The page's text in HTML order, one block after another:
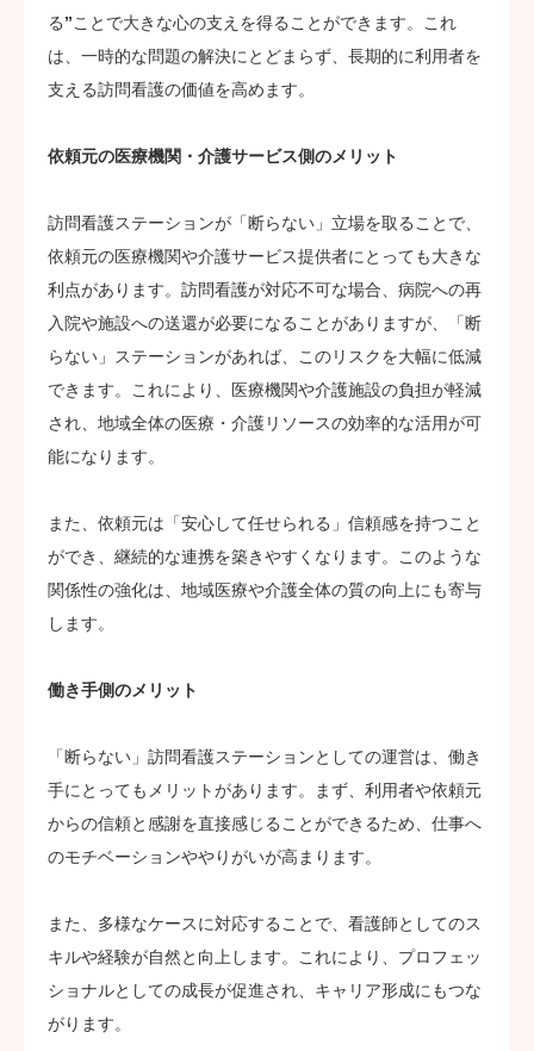
る”ことで大きな心の支えを得ることができます。これ
は、一時的な問題の解決にとどまらず、長期的に利用者を
支える訪問看護の価値を高めます。
依頼元の医療機関・介護サービス側のメリット
訪問看護ステーションが「断らない」立場を取ることで、
依頼元の医療機関や介護サービス提供者にとっても大きな
利点があります。訪問看護が対応不可な場合、病院への再
入院や施設への送還が必要になることがありますが、「断
らない」ステーションがあれば、このリスクを大幅に低減
できます。これにより、医療機関や介護施設の負担が軽減
され、地域全体の医療・介護リソースの効率的な活用が可
能になります。
また、依頼元は「安心して任せられる」信頼感を持つこと
ができ、継続的な連携を築きやすくなります。このような
関係性の強化は、地域医療や介護全体の質の向上にも寄与
します。
働き手側のメリット
「断らない」訪問看護ステーションとしての運営は、働き
手にとってもメリットがあります。まず、利用者や依頼元
からの信頼と感謝を直接感じることができるため、仕事へ
のモチベーションややりがいが高まります。
また、多様なケースに対応することで、看護師としてのス
キルや経験が自然と向上します。これにより、プロフェッ
ショナルとしての成長が促進され、キャリア形成にもつな
がります。